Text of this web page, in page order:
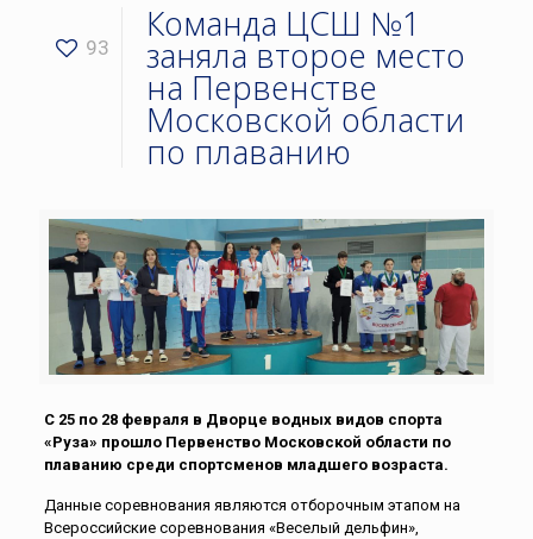
93
Команда ЦСШ №1
заняла второе место
на Первенстве
Московской области
по плаванию
С 25 по 28 февраля в Дворце водных видов спорта
«Руза» прошло Первенство Московской области по
плаванию среди спортсменов младшего возраста.
Данные соревнования являются отборочным этапом на
Всероссийские соревнования «Веселый дельфин»,